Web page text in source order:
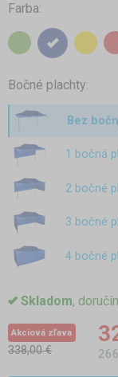
Farba:
Bočné plachty:
Bez
1 bočná
2 bočné
3 bočné
4 bočné
Skladom,
Akciová zľava
338,00 €